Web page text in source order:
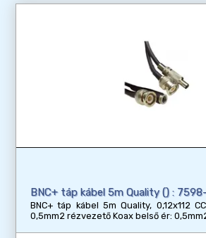
BNC+ táp kábel 5m Quality () :
BNC+ táp kábel 5m Quality, 0,12x112
0,5mm2 rézvezető Koax belső ér: